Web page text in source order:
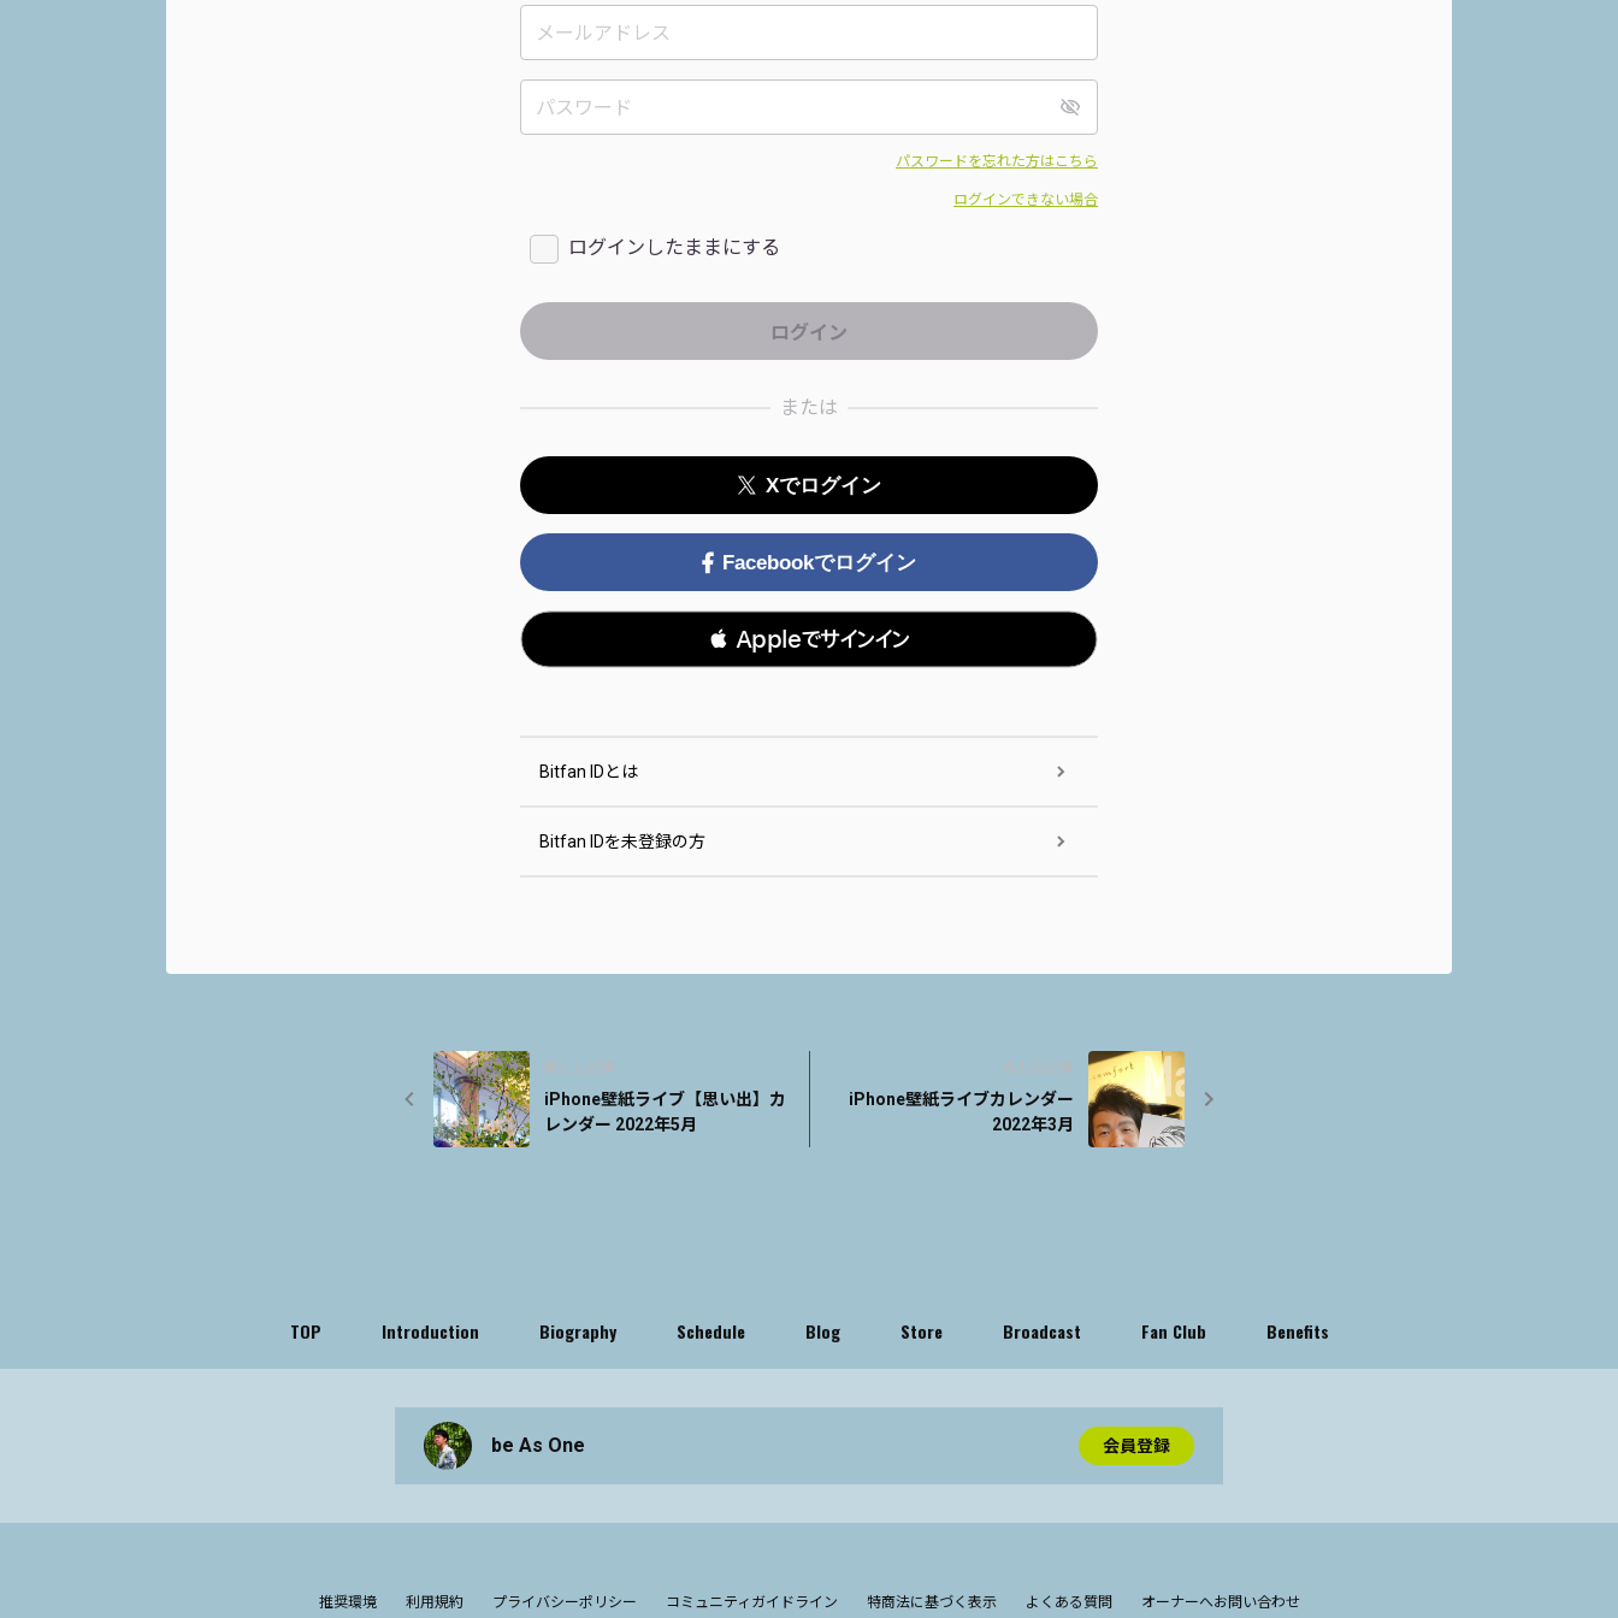
パスワードを忘れた方はこちら
ログインできない場合
ログインしたままにする
または
Xでログイン
Facebookでログイン
 Appleでサインイン
Bitfan IDとは
Bitfan IDを未登録の方
iPhone壁紙ライブ【思い出】カ
レンダー 2022年5月
iPhone壁紙ライブカレンダー
2022年3月
TOP Introduction Biography Schedule Blog Store Broadcast Fan Club Benefits
be As One 会員登録
推奨環境 利用規約 プライバシーポリシー コミュニティガイドライン 特商法に基づく表示 よくある質問 オーナーへお問い合わせ